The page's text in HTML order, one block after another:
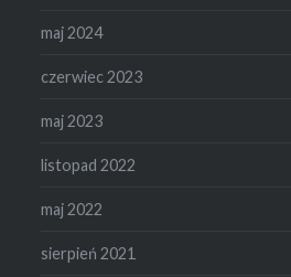
maj 2024
czerwiec 2023
maj 2023
listopad 2022
maj 2022
sierpień 2021